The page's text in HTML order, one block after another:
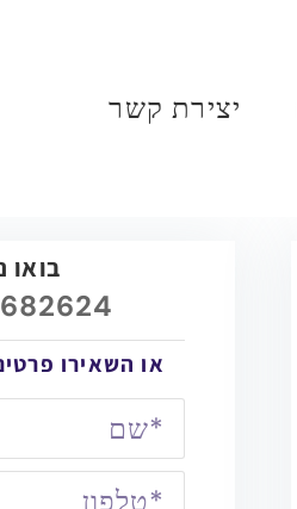
יצירת קשר
בואו
או השאירו